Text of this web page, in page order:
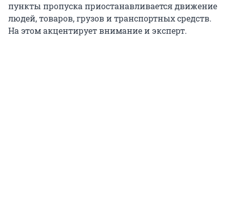
пункты пропуска приостанавливается движение
людей, товаров, грузов и транспортных средств.
На этом акцентирует внимание и эксперт.